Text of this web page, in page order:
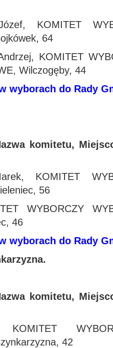
KOMITET
64
KOMITET
Wilczogęby, 44
wyborach do Rady
komitetu,
KOMITET
56
WYBORCZY
46
wyborach do Rady
komitetu,
KOMITET
42